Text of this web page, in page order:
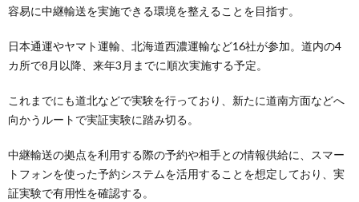
容易に中継輸送を実施できる環境を整えることを目指す。
日本通運やヤマト運輸、北海道西濃運輸など16社が参加。道内の4
カ所で8月以降、来年3月までに順次実施する予定。
これまでにも道北などで実験を行っており、新たに道南方面などへ
向かうルートで実証実験に踏み切る。
中継輸送の拠点を利用する際の予約や相手との情報供給に、スマー
トフォンを使った予約システムを活用することを想定しており、実
証実験で有用性を確認する。